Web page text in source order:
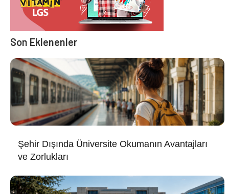
Son Eklenenler
Şehir Dışında Üniversite Okumanın Avantajları
ve Zorlukları